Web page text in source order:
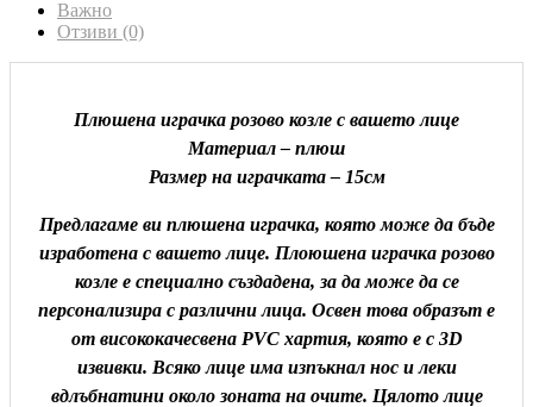
Важно
Отзиви (0)
Плюшена играчка розово козле с вашето лице
Материал – плюш
Размер на играчката – 15см
Предлагаме ви плюшена играчка, която може да бъде
изработена с вашето лице. Плоюшена играчка розово
козле е специално създадена, за да може да се
персонализира с различни лица. Освен това образът е
от висококачесвена PVC хартия, която е с 3D
извивки. Всяко лице има изпъкнал нос и леки
вдлъбнатини около зоната на очите. Цялото лице